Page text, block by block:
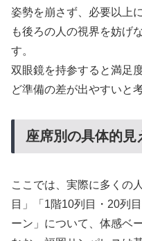
姿勢を崩さず、必要以上
も後ろの人の視界を妨げ
す。
双眼鏡を持参すると満足
ど準備の差が出やすいと
座席別の具体的見
ここでは、実際に多くの
目」「1階10列目・20列
ーン」について、体感ベ